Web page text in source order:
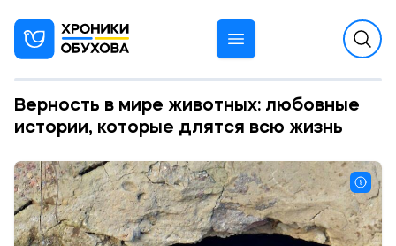
Верность в мире животных: любовные
истории, которые длятся всю жизнь